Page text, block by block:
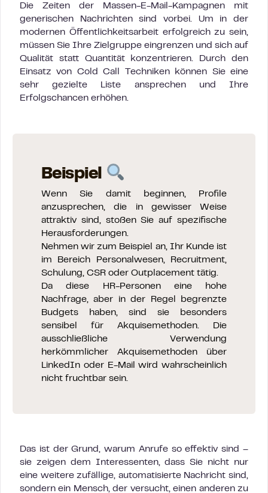
Die Zeiten der Massen-E-Mail-Kampagnen mit
generischen Nachrichten sind vorbei. Um in der
modernen Öffentlichkeitsarbeit erfolgreich zu sein,
müssen Sie Ihre Zielgruppe eingrenzen und sich auf
Qualität statt Quantität konzentrieren. Durch den
Einsatz von Cold Call Techniken können Sie eine
sehr gezielte Liste ansprechen und Ihre
Erfolgschancen erhöhen.
Beispiel
Wenn Sie damit beginnen, Profile
anzusprechen, die in gewisser Weise
attraktiv sind, stoßen Sie auf spezifische
Herausforderungen.
Nehmen wir zum Beispiel an, Ihr Kunde ist
im Bereich Personalwesen, Recruitment,
Schulung, CSR oder Outplacement tätig.
Da diese HR-Personen eine hohe
Nachfrage, aber in der Regel begrenzte
Budgets haben, sind sie besonders
sensibel für Akquisemethoden. Die
ausschließliche Verwendung
herkömmlicher Akquisemethoden über
LinkedIn oder E-Mail wird wahrscheinlich
nicht fruchtbar sein.
Das ist der Grund, warum Anrufe so effektiv sind –
sie zeigen dem Interessenten, dass Sie nicht nur
eine weitere zufällige, automatisierte Nachricht sind,
sondern ein Mensch, der versucht, einen anderen zu